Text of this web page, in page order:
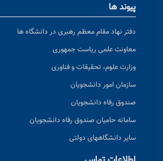
پیوند ها
دفتر نهاد مقام معظم رهبری در دانشگاه ها
معاونت علمی ریاست جمهوری
وزارت علوم، تحقیقات و فناوری
سازمان امور دانشجویان
صندوق رفاه دانشجویان
سامانه حامیان صندوق رفاه دانشجویان
سایر دانشگاههای دولتی